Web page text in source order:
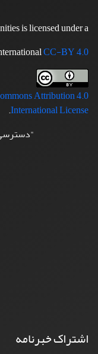
is licensed under a
CC-BY 4.0
Attribution 4.0
International License
.
اشتراک خبرنامه